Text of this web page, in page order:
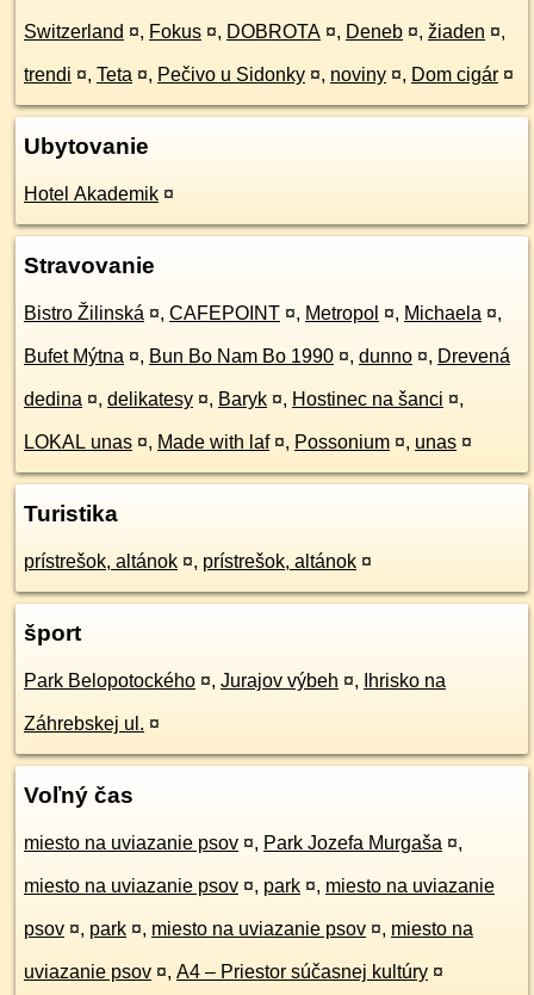
Switzerland ¤, Fokus ¤, DOBROTA ¤, Deneb ¤, žiaden ¤,
trendi ¤, Teta ¤, Pečivo u Sidonky ¤, noviny ¤, Dom cigár ¤
Ubytovanie
Hotel Akademik ¤
Stravovanie
Bistro Žilinská ¤, CAFEPOINT ¤, Metropol ¤, Michaela ¤,
Bufet Mýtna ¤, Bun Bo Nam Bo 1990 ¤, dunno ¤, Drevená
dedina ¤, delikatesy ¤, Baryk ¤, Hostinec na šanci ¤,
LOKAL unas ¤, Made with laf ¤, Possonium ¤, unas ¤
Turistika
prístrešok, altánok ¤, prístrešok, altánok ¤
šport
Park Belopotockého ¤, Jurajov výbeh ¤, Ihrisko na
Záhrebskej ul. ¤
Voľný čas
miesto na uviazanie psov ¤, Park Jozefa Murgaša ¤,
miesto na uviazanie psov ¤, park ¤, miesto na uviazanie
psov ¤, park ¤, miesto na uviazanie psov ¤, miesto na
uviazanie psov ¤, A4 – Priestor súčasnej kultúry ¤